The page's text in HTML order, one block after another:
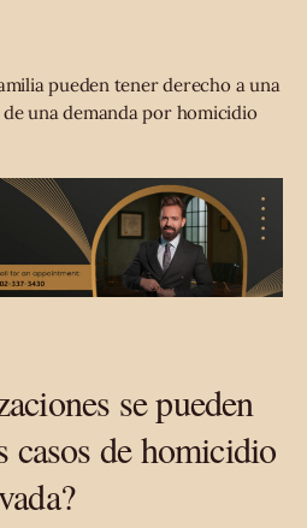
pueden tener derecho a una
una demanda por homicidio
se pueden
casos de homicidio